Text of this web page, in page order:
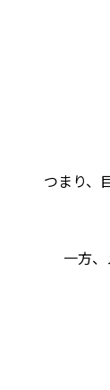
つまり、
一方